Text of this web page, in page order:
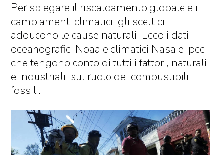
Per spiegare il riscaldamento globale e i
cambiamenti climatici, gli scettici
adducono le cause naturali. Ecco i dati
oceanografici Noaa e climatici Nasa e Ipcc
che tengono conto di tutti i fattori, naturali
e industriali, sul ruolo dei combustibili
fossili.